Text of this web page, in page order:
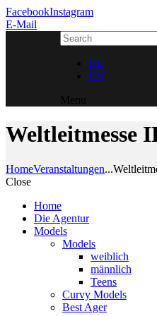
FacebookInstagram
E-Mail
DE
EN
Menu
Weltleitmesse
HomeVeranstaltungen...
Close
Home
Die Agentur
Models
Models
weiblich
männlich
Teens
Curvy Models
Best Ager